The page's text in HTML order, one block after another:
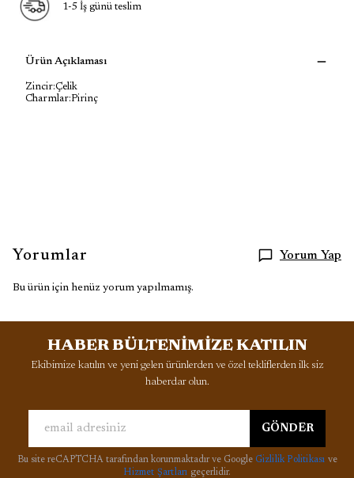
1-5 İş günü teslim
Ürün Açıklaması
Zincir:Çelik
Charmlar:Pirinç
Yorumlar Yorum Yap
Bu ürün için henüz yorum yapılmamış.
HABER BÜLTENİMİZE KATILIN
Ekibimize katılın ve yeni gelen ürünlerden ve özel tekliflerden ilk siz
haberdar olun.
GÖNDER
Bu site reCAPTCHA tarafından korunmaktadır ve Google Gizlilik Politikası ve
Hizmet Şartları geçerlidir.